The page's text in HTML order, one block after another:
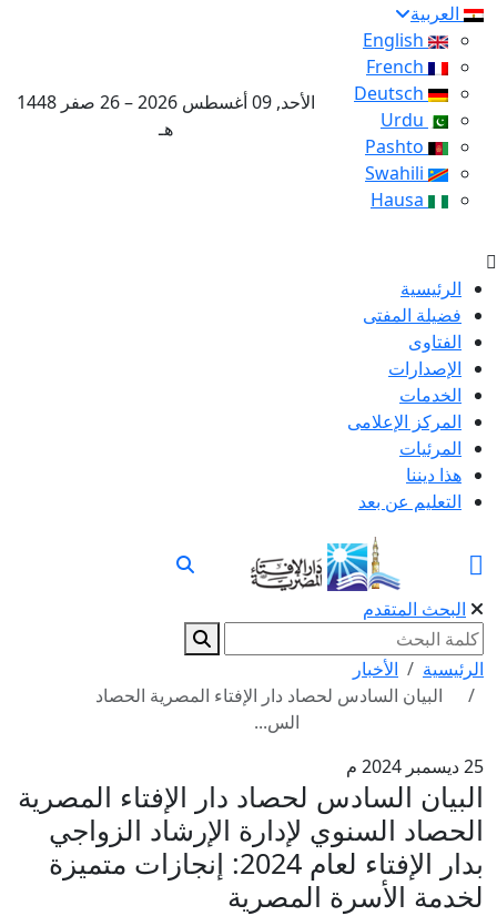
العربية
الأحد, 09 أغسطس 2026 – 26 صفر 1448
هـ
الرئيسية
فضيلة المفتى
الفتاوى
الإصدارات
الخدمات
المركز الإعلامى
المرئيات
هذا ديننا
التعليم عن بعد
البحث المتقدم
الرئيسية
الأخبار
البيان السادس لحصاد دار الإفتاء المصرية الحصاد
الس...
25 ديسمبر 2024 م
البيان السادس لحصاد دار الإفتاء المصرية
الحصاد السنوي لإدارة الإرشاد الزواجي
بدار الإفتاء لعام 2024: إنجازات متميزة
لخدمة الأسرة المصرية